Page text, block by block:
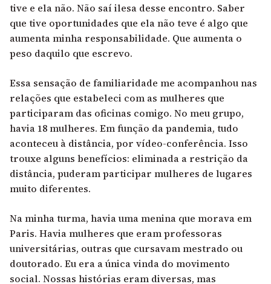
tive e ela não. Não saí ilesa desse encontro. Saber
que tive oportunidades que ela não teve é algo que
aumenta minha responsabilidade. Que aumenta o
peso daquilo que escrevo.
Essa sensação de familiaridade me acompanhou nas
relações que estabeleci com as mulheres que
participaram das oficinas comigo. No meu grupo,
havia 18 mulheres. Em função da pandemia, tudo
aconteceu à distância, por vídeo-conferência. Isso
trouxe alguns benefícios: eliminada a restrição da
distância, puderam participar mulheres de lugares
muito diferentes.
Na minha turma, havia uma menina que morava em
Paris. Havia mulheres que eram professoras
universitárias, outras que cursavam mestrado ou
doutorado. Eu era a única vinda do movimento
social. Nossas histórias eram diversas, mas